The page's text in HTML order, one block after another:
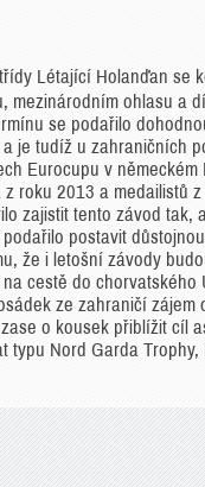
Létající Holanďan se
mezinárodním ohlasu a
se podařilo
je tudíž u zahraničních
Eurocupu v
roku 2013 a medailistů
zajistit tento závod
postavit
že i letošní závody
cestě do
ze zahraničí
o kousek přiblížit cíl
Nord Garda